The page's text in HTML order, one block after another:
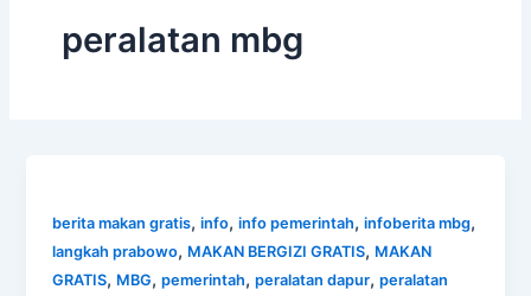
peralatan mbg
berita makan gratis,info,info pemerintah,infoberita mbg,
langkah prabowo, MAKAN BERGIZI GRATIS, MAKAN
GRATIS, MBG,pemerintah,peralatan dapur,peralatan